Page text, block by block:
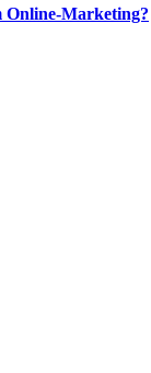
Online-Marketing?